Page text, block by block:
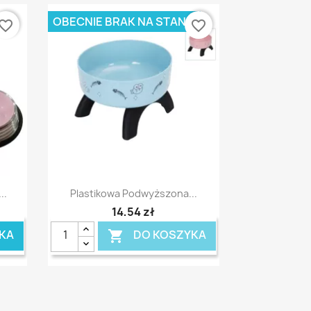
Szybki podgląd
Plastikowa Podwyższona...
14,54 zł
 DO KOSZYKA
OBECNIE BRAK NA STANIEfavorite_border